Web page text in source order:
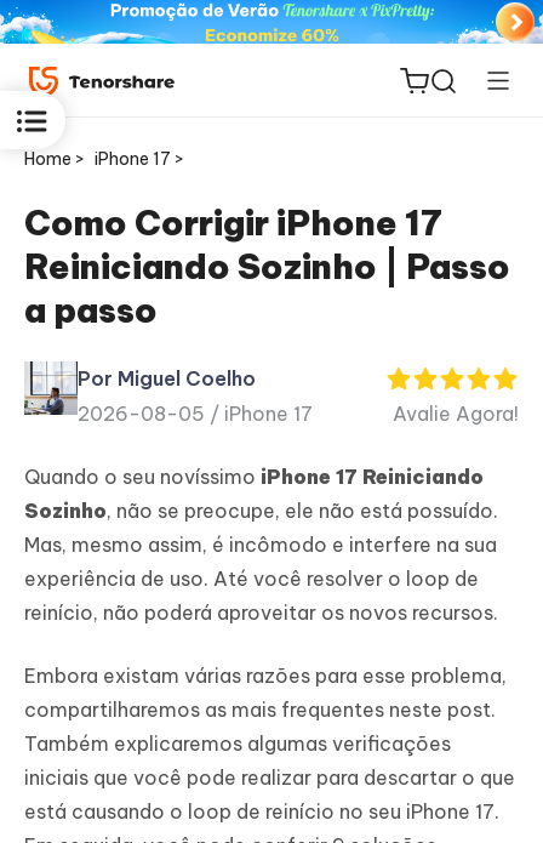
for iOS
PDNob
PDF
Novo
iAnyGo
Home > iPhone 17 >
Como Corrigir iPhone 17
Reiniciando Sozinho | Passo
a passo
Por Miguel Coelho
2026-08-05 / iPhone 17 Avalie Agora!
Quando o seu novíssimo iPhone 17 Reiniciando
Sozinho, não se preocupe, ele não está possuído.
Mas, mesmo assim, é incômodo e interfere na sua
experiência de uso. Até você resolver o loop de
reinício, não poderá aproveitar os novos recursos.
Embora existam várias razões para esse problema,
compartilharemos as mais frequentes neste post.
Também explicaremos algumas verificações
iniciais que você pode realizar para descartar o que
está causando o loop de reinício no seu iPhone 17.